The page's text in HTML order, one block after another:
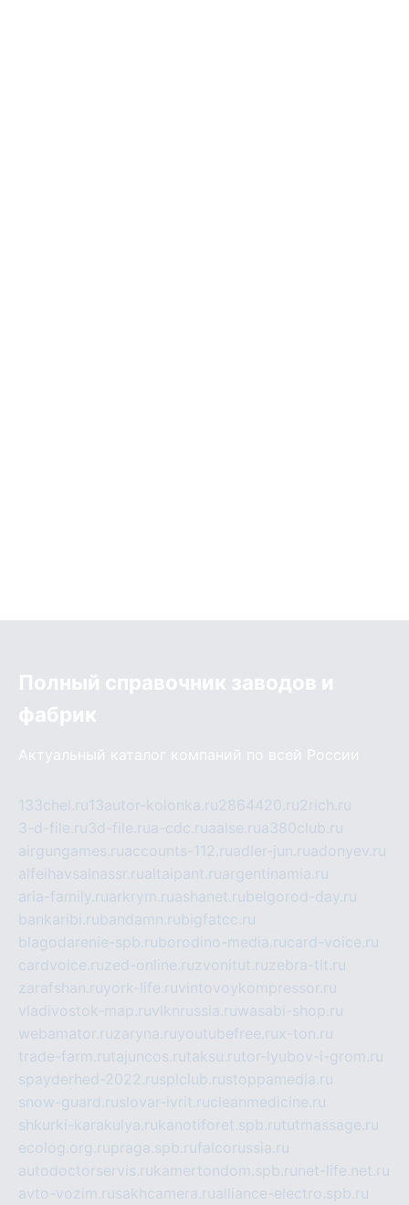
Полный справочник заводов и
фабрик
Актуальный каталог компаний по всей России
133chel.ru13autor-kolonka.ru2864420.ru2rich.ru
3-d-file.ru3d-file.rua-cdc.ruaalse.rua380club.ru
airgungames.ruaccounts-112.ruadler-jun.ruadonyev.ru
alfeihavsalnassr.rualtaipant.ruargentinamia.ru
aria-family.ruarkrym.ruashanet.rubelgorod-day.ru
bankaribi.rubandamn.rubigfatcc.ru
blagodarenie-spb.ruborodino-media.rucard-voice.ru
cardvoice.ruzed-online.ruzvonitut.ruzebra-tlt.ru
zarafshan.ruyork-life.ruvintovoykompressor.ru
vladivostok-map.ruvlknrussia.ruwasabi-shop.ru
webamator.ruzaryna.ruyoutubefree.rux-ton.ru
trade-farm.rutajuncos.rutaksu.rutor-lyubov-i-grom.ru
spayderhed-2022.rusplclub.rustoppamedia.ru
snow-guard.ruslovar-ivrit.rucleanmedicine.ru
shkurki-karakulya.rukanotiforet.spb.rututmassage.ru
ecolog.org.rupraga.spb.rufalcorussia.ru
autodoctorservis.rukamertondom.spb.ru net-life.net.ru
avto-vozim.rusakhcamera.rualliance-electro.spb.ru